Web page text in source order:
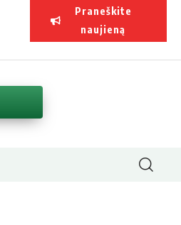
Praneškite
naujieną